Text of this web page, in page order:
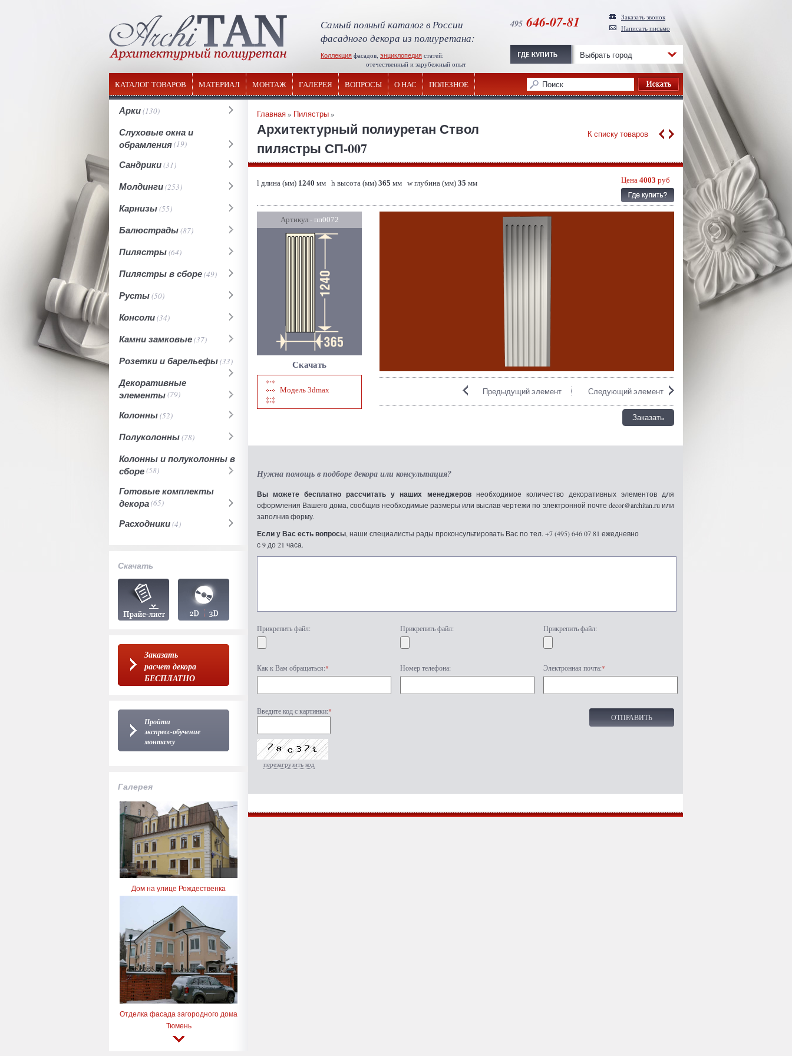
Самый полный каталог в России
фасадного декора из полиуретана:
Коллекция фасадов, энциклопедия статей:
отечественный и зарубежный опыт
495 646-07-81
Заказать звонок
Написать письмо
Выбрать город
КАТАЛОГ ТОВАРОВ МАТЕРИАЛ МОНТАЖ ГАЛЕРЕЯ ВОПРОСЫ О НАС ПОЛЕЗНОЕ
Арки(130)
Слуховые окна и
обрамления(19)
Сандрики(31)
Молдинги(253)
Карнизы(55)
Балюстрады(87)
Пилястры(64)
Пилястры в сборе(49)
Русты(50)
Консоли(34)
Камни замковые(37)
Розетки и барельефы(33)
Декоративные
элементы(79)
Колонны(52)
Полуколонны(78)
Колонны и полуколонны в
сборе(58)
Готовые комплекты
декора(65)
Расходники(4)
Скачать
Заказать
расчет декора
БЕСПЛАТНО
Пройти
экспресс-обучение
монтажу
Галерея
Дом на улице Рождественка
Отделка фасада загородного дома
Тюмень
Главная» Пилястры»
Архитектурный полиуретан Ствол
пилястры СП-007
К списку товаров
l длина (мм) 1240 мм h высота (мм) 365 мм w глубина (мм) 35 мм Цена 4003 руб
Артикул- пп0072
Скачать
Модель 3dmax Следующий элемент
Предыдущий элемент
Заказать
Нужна помощь в подборе декора или консультация?
Вы можете бесплатно рассчитать у наших менеджеровнеобходимое количество декоративных элементов для
оформления Вашего дома, сообщив необходимые размеры или выслав чертежи по электронной почте decor@architan.ru или
заполнив форму.
Если у Вас есть вопросы , наши специалисты рады проконсультировать Вас по тел. +7 (495) 646 07 81 ежедневно
с 9 до 21 часа.
Прикрепить файл: Прикрепить файл: Прикрепить файл:
Как к Вам обращаться:* Номер телефона: Электронная почта:*
Введите код с картинки:*
перезагрузить код